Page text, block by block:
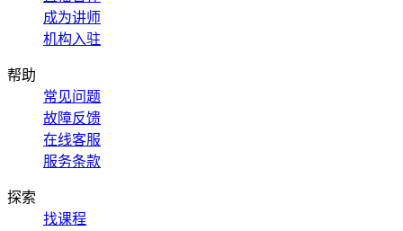
成为讲师
机构入驻
帮助
常见问题
故障反馈
在线客服
服务条款
探索
找课程